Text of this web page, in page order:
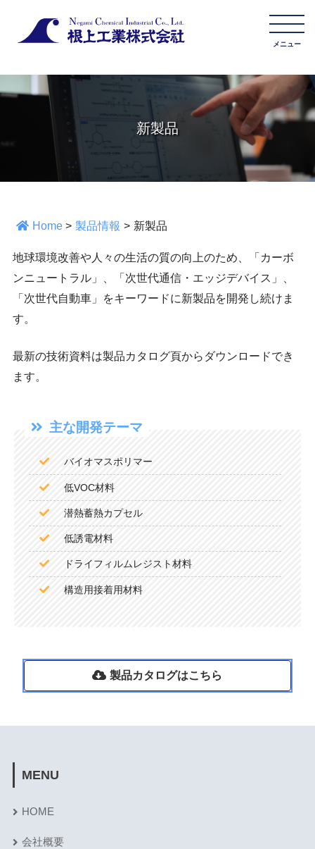
新製品
Home > 製品情報 > 新製品
地球環境改善や人々の生活の質の向上のため、「カーボ
ンニュートラル」、「次世代通信・エッジデバイス」、
「次世代自動車」をキーワードに新製品を開発し続けま
す。
最新の技術資料は製品カタログ頁からダウンロードでき
ます。
主な開発テーマ
バイオマスポリマー
低VOC材料
潜熱蓄熱カプセル
低誘電材料
ドライフィルムレジスト材料
構造用接着用材料
製品カタログはこちら
MENU
HOME
会社概要